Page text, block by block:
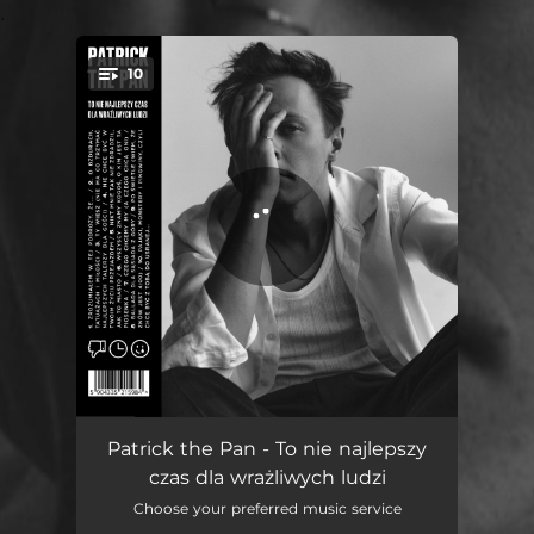
You're all set!
10
Zrozumiałem w tej podróży, że... 02:36
O bzdurach, tatuażach i miłości
Patrick the Pan - To nie najlepszy
czas dla wrażliwych ludzi
Choose your preferred music service